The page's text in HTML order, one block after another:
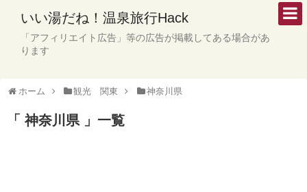
いい湯だね！温泉旅行Hack
「アフィリエイト広告」等の広告が掲載してある場合があ
ります
ホーム 観光 関東 神奈川県
「 神奈川県 」一覧